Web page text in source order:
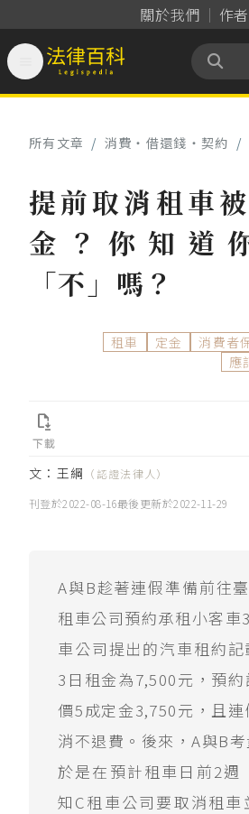
關於我們 作
法律百科 Legispedia
所有文章 / 消費‧借還錢‧契約 /
提前取消租車
金？你知道
「不」嗎？
租車 定金 消費者
應
文： 王綱 （認證法律人）
刊登於2022-08-16最後更新於2022-11-29
A與B趁著連假準備前往
租車公司預約承租小客車
車公司提出的汽車租約
3日租金為7,500元，預
價5成定金3,750元，且
消不退費。後來，A與B考
於是在預計租車日前2週
知C租車公司要取消租車
下載
